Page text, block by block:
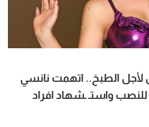
لأجل الطبخ.. اتهمت نانسي
واستـ ـشهاد افراد